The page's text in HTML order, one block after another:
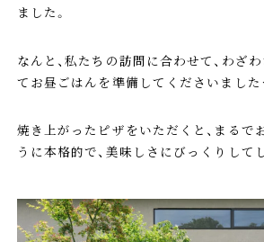
ました。
なんと、私たちの訪問に合わせて、わざ
てお昼ごはんを準備してくださいました
焼き上がったピザをいただくと、まるで
うに本格的で、美味しさにびっくりして